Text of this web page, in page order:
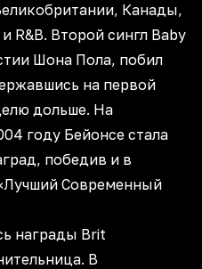
Канады,
R&B. Второй сингл Baby
Шона Пола, побил
на первой
дольше. На
году Бейонсе стала
победив и в
Современный
награды Brit
В